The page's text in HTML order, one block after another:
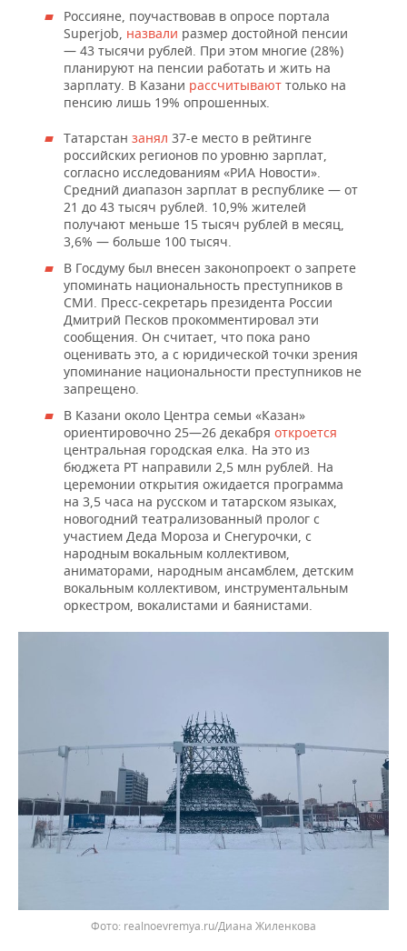
Россияне, поучаствовав в опросе портала
Superjob, назвали размер достойной пенсии
— 43 тысячи рублей. При этом многие (28%)
планируют на пенсии работать и жить на
зарплату. В Казани рассчитывают только на
пенсию лишь 19% опрошенных.
Татарстан занял 37-е место в рейтинге
российских регионов по уровню зарплат,
согласно исследованиям «РИА Новости».
Средний диапазон зарплат в республике — от
21 до 43 тысяч рублей. 10,9% жителей
получают меньше 15 тысяч рублей в месяц,
3,6% — больше 100 тысяч.
В Госдуму был внесен законопроект о запрете
упоминать национальность преступников в
СМИ. Пресс-секретарь президента России
Дмитрий Песков прокомментировал эти
сообщения. Он считает, что пока рано
оценивать это, а с юридической точки зрения
упоминание национальности преступников не
запрещено.
В Казани около Центра семьи «Казан»
ориентировочно 25—26 декабря откроется
центральная городская елка. На это из
бюджета РТ направили 2,5 млн рублей. На
церемонии открытия ожидается программа
на 3,5 часа на русском и татарском языках,
новогодний театрализованный пролог с
участием Деда Мороза и Снегурочки, с
народным вокальным коллективом,
аниматорами, народным ансамблем, детским
вокальным коллективом, инструментальным
оркестром, вокалистами и баянистами.
realnoevremya.ru/Диана Жиленкова